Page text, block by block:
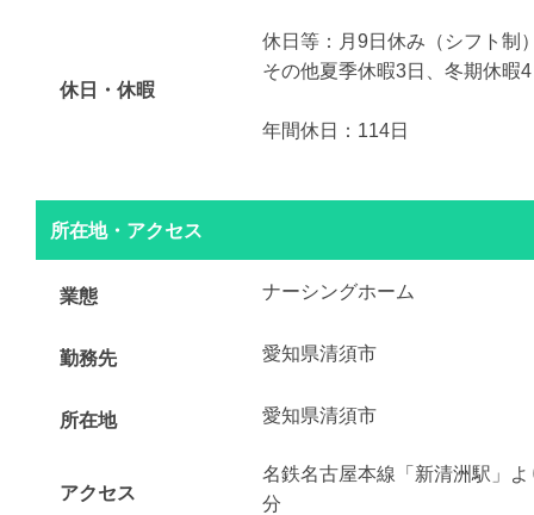
休日・休暇
休日等：月9日休み（シフト制
その他夏季休暇3日、冬期休暇
年間休日：114日
所在地・アクセス
業態 ナーシングホーム
勤務先 愛知県清須市
所在地 愛知県清須市
アクセス
名鉄名古屋本線「新清洲駅」
分